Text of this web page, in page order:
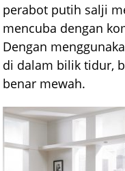
perabot putih salji
mencuba dengan
Dengan
di dalam bilik tidur,
benar mewah.